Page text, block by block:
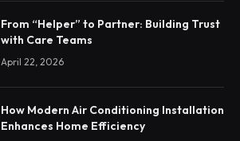
From “Helper” to Partner: Building Trust
with Care Teams
April 22, 2026
How Modern Air Conditioning Installation
Enhances Home Efficiency